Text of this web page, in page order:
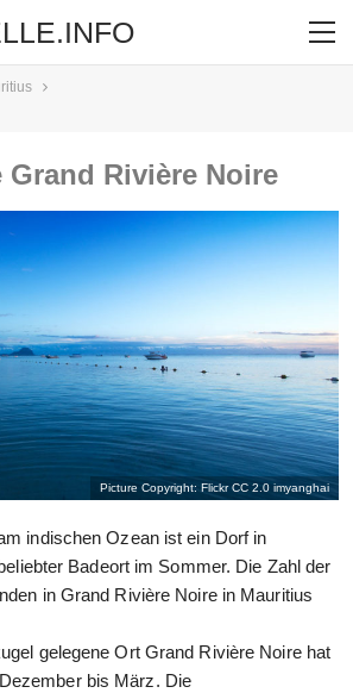
Grand Rivière Noire
Picture Copyright: Flickr CC 2.0 imyanghai
indischen Ozean ist ein Dorf in
Badeort im Sommer. Die Zahl der
in Grand Rivière Noire in Mauritius
gelegene Ort Grand Rivière Noire hat
bis März. Die